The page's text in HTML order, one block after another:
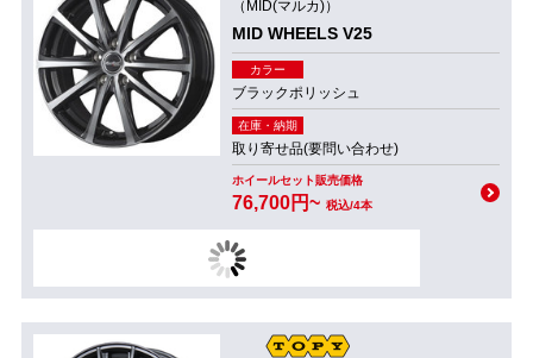
（MID(マルカ)）
MID WHEELS V25
カラー
ブラックポリッシュ
在庫・納期
取り寄せ品(要問い合わせ)
ホイールセット販売価格
76,700円~ 税込/4本